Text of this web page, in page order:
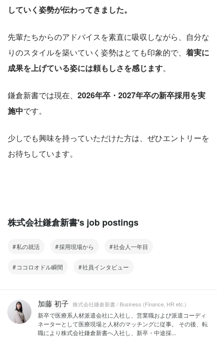
していく姿勢が伝わってきました。
先輩たちからのアドバイスを素直に吸収しながら、自分な
りのスタイルを築いていく姿勢はとても印象的で、 着実に
成果を上げている姿には頼もしさを感じます。
鎌倉新書では現在、 2026年卒・2027年卒の新卒採用を実
施中です。
少しでも興味を持っていただけた方は、ぜひエントリーを
お待ちしています。
株式会社鎌倉新書's job postings
私の就活 採用現場から 社会人一年目
ココロオドル瞬間 社員インタビュー
加藤 初子 株式会社鎌倉新書 / Business (Finance, HR etc.)
新卒で医療系人材派遣会社に入社し、営業職および派遣コーディ
ネーターとして医療現場と人材のマッチングに従事。 その後、転
職により株式会社鎌倉新書へ入社し、新卒・中途採...